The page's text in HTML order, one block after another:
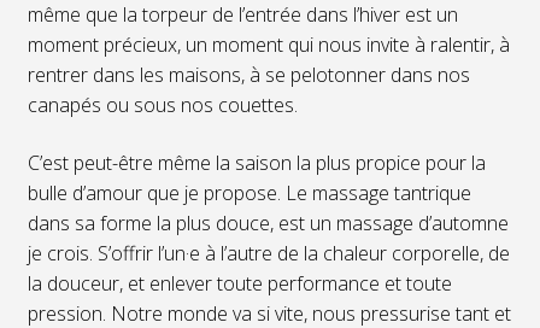
même que la torpeur de l’entrée dans l’hiver est un
moment précieux, un moment qui nous invite à ralentir, à
rentrer dans les maisons, à se pelotonner dans nos
canapés ou sous nos couettes.
C’est peut-être même la saison la plus propice pour la
bulle d’amour que je propose. Le massage tantrique
dans sa forme la plus douce, est un massage d’automne
je crois. S’offrir l’un·e à l’autre de la chaleur corporelle, de
la douceur, et enlever toute performance et toute
pression. Notre monde va si vite, nous pressurise tant et